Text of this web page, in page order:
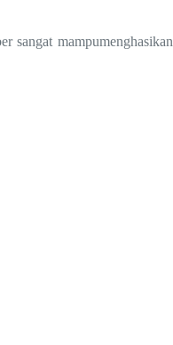
sangat mampumenghasikan